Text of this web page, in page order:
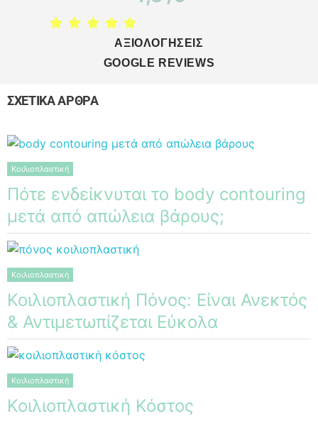
ΑΞΙΟΛΟΓΗΣΕΙΣ
GOOGLE REVIEWS
ΣΧΕΤΙΚΑ ΑΡΘΡΑ
Κοιλιοπλαστική
Πότε ενδείκνυται το body contouring
μετά από απώλεια βάρους;
Κοιλιοπλαστική
Κοιλιοπλαστική Πόνος: Είναι Ανεκτός
& Αντιμετωπίζεται Εύκολα
Κοιλιοπλαστική
Κοιλιοπλαστική Κόστος